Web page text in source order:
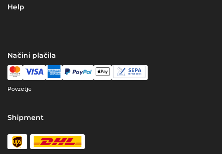
Help
Načini plačila
Povzetje
Shipment